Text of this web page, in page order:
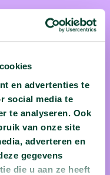
en advertenties te
social media te
te analyseren. Ook
van onze site
adverteren en
gegevens
die u aan ze heeft
Kuijpers
af om docenten bij
op het gebied van
welkom: want wie
maken over de